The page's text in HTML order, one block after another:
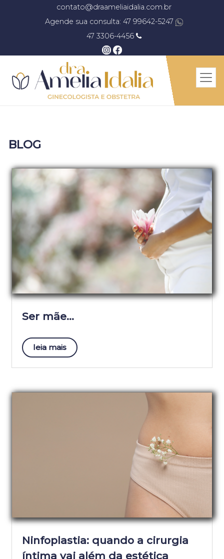
contato@draameliaidalia.com.br
Agende sua consulta: 47 99642-5247
47 3306-4456
BLOG
Ser mãe…
leia mais
Ninfoplastia: quando a cirurgia
íntima vai além da estética